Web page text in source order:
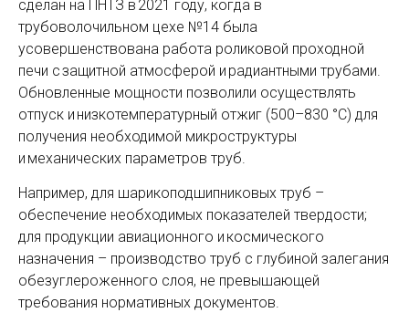
сделан на ПНТЗ в 2021 году, когда в
трубоволочильном цехе №14 была
усовершенствована работа роликовой проходной
печи с защитной атмосферой и радиантными трубами.
Обновленные мощности позволили осуществлять
отпуск и низкотемпературный отжиг (500–830 °С) для
получения необходимой микро­структуры
и механических параметров труб.
Например, для шарикоподшипниковых труб –
обеспечение необходимых показателей твердости;
для продукции авиационного и космического
назначения – производство труб с глубиной залегания
обезуглероженного слоя, не превышающей
требования нормативных документов.